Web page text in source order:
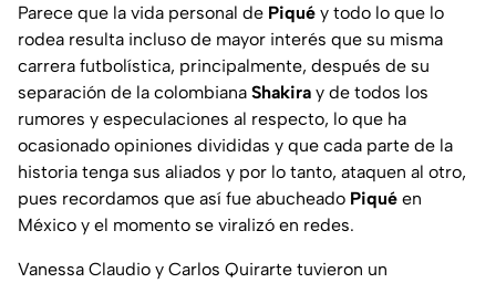
Parece que la vida personal de Piqué y todo lo que lo
rodea resulta incluso de mayor interés que su misma
carrera futbolística, principalmente, después de su
separación de la colombiana Shakira y de todos los
rumores y especulaciones al respecto, lo que ha
ocasionado opiniones divididas y que cada parte de la
historia tenga sus aliados y por lo tanto, ataquen al otro,
pues recordamos que así fue abucheado Piqué en
México y el momento se viralizó en redes.
Vanessa Claudio y Carlos Quirarte tuvieron un